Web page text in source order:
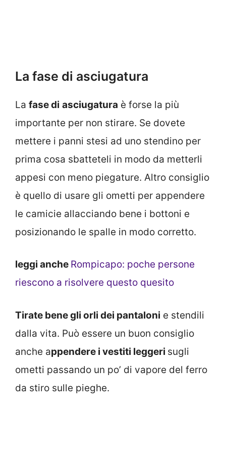
La fase di asciugatura
La fase di asciugatura è forse la più
importante per non stirare. Se dovete
mettere i panni stesi ad uno stendino per
prima cosa sbatteteli in modo da metterli
appesi con meno piegature. Altro consiglio
è quello di usare gli ometti per appendere
le camicie allacciando bene i bottoni e
posizionando le spalle in modo corretto.
leggi anche Rompicapo: poche persone
riescono a risolvere questo quesito
Tirate bene gli orli dei pantaloni e stendili
dalla vita. Può essere un buon consiglio
anche appendere i vestiti leggeri sugli
ometti passando un po’ di vapore del ferro
da stiro sulle pieghe.